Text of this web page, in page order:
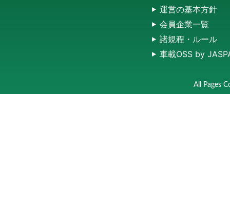
運営の基本方針
会員企業一覧
諸規程・ルール
車載OSS by
All Pages